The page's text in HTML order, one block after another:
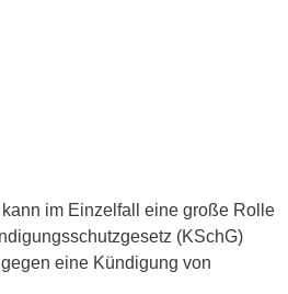
im Einzelfall eine große Rolle
(KSchG)
eine Kündigung von